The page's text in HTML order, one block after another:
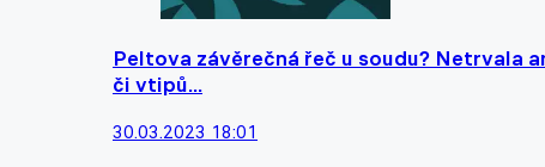
Peltova závěrečná řeč u soudu? Netrvala
či vtipů...
30.03.2023 18:01